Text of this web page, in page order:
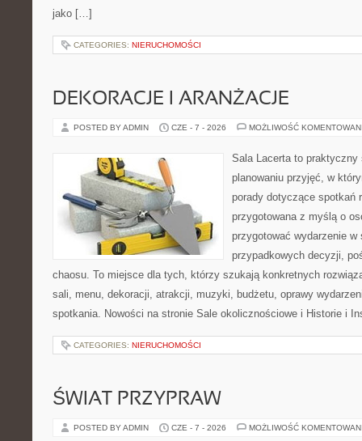
jako […]
CATEGORIES: NIERUCHOMOŚCI
DEKORACJE I ARANŻACJE
POSTED BY ADMIN CZE - 7 - 2026 MOŻLIWOŚĆ
Sala Lacerta to praktyczny
planowaniu przyjęć, w
porady dotyczące spotkań
przygotowana z myślą o
przygotować wydarzenie
przypadkowych decyzji,
chaosu. To miejsce dla tych, którzy szukają konkretnych
sali, menu, dekoracji, atrakcji, muzyki, budżetu, oprawy
spotkania. Nowości na stronie Sale okolicznościowe i Historie i
CATEGORIES: NIERUCHOMOŚCI
ŚWIAT PRZYPRAW
POSTED BY ADMIN CZE - 7 - 2026 MOŻLIWOŚĆ